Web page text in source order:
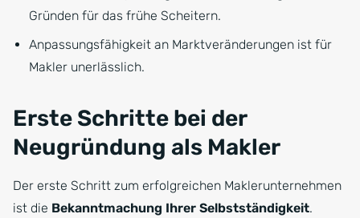
Gründen für das frühe Scheitern.
Anpassungsfähigkeit an Marktveränderungen ist für
Makler unerlässlich.
Erste Schritte bei der
Neugründung als Makler
Der erste Schritt zum erfolgreichen Maklerunternehmen
ist die Bekanntmachung Ihrer Selbstständigkeit.